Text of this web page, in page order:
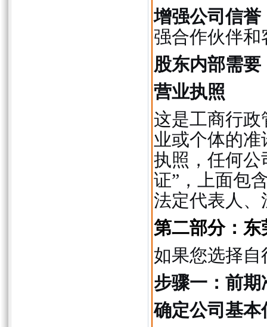
增强公司信誉
强合作伙伴
股东内部需要
营业执照
这是工商行政
业或个体的
执照，任何公
证”，上面包
法定代表人
第二部分：
如果您选择
步骤一：前
确定公司基本